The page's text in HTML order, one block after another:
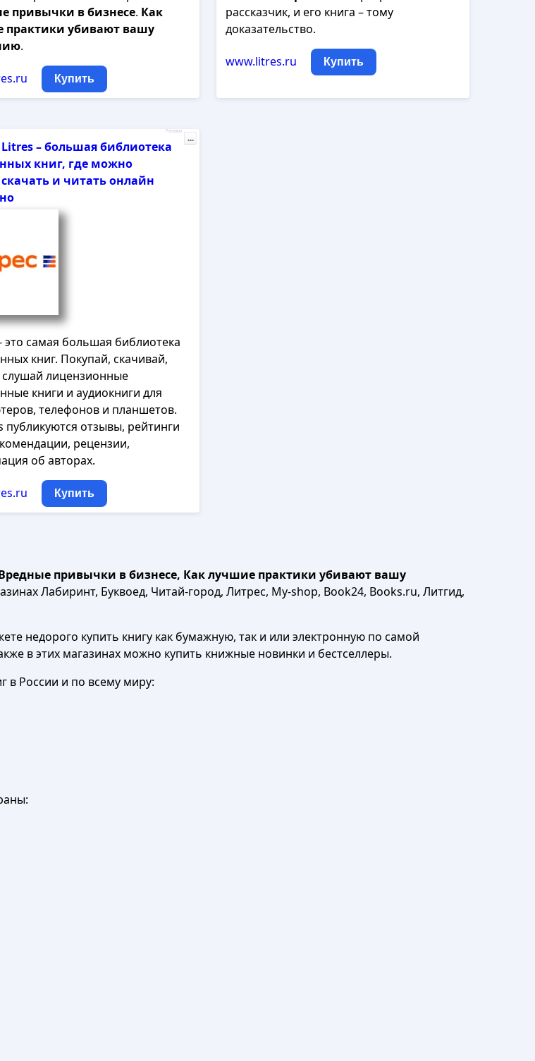
привычки вбизнесе. Как
практики убивают вашу
.
Купить
рассказчик, и его книга – тому
доказательство.
www.litres.ru Купить
– большая библиотека
книг, где можно
и читать онлайн
это самая большая библиотека
книг. Покупай, скачивай,
слушай лицензионные
книги и аудиокниги для
телефонов и планшетов.
публикуются отзывы, рейтинги
рецензии,
об авторах.
Купить
Реклама
...
привычки в бизнесе, Как лучшие практики убивают вашу
Лабиринт, Буквоед, Читай-город, Литрес, My-shop, Book24, Books.ru, Литгид,
недорого купить книгу как бумажную, так и или электронную по самой
в этих магазинах можно купить книжные новинки и бестселлеры.
в России и по всему миру: